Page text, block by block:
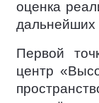
оценка
дальнейших
Первой
центр